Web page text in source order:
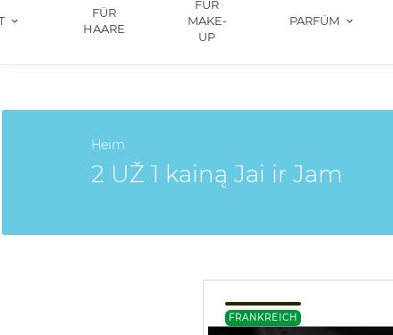
FÜR
HAARE
FÜR
MAKE-
UP
PARFÜM
Heim
2 UŽ 1 kainą Jai ir Jam
FRANKREICH